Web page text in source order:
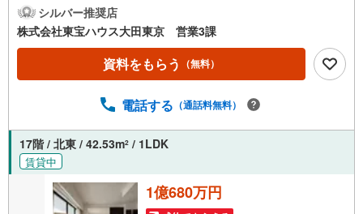
スポーザー付きキッチンで家事ラク 浴室乾燥機やミストサ
ウナ完備でバスタイムも快適に 靴をしっかり収納！玄関を
スッキリ保つSICを設置 ペット足洗い場や各階ダストステ
ーションも完備 ゲストルームなど共用施設も充実していま
す～東京、川崎エリアの「住まい」探しに確かな安心と満
お届けします。各種ご相談も承っております。 住宅ローン
よりお問い合わせの際は「Yahoo！不動産を見た」とお伝
え下さい。【資料をもらう】【室内・現地を見学する】ボ
タンよりご予約いただくとご見学がスムーズにご案内でき
ます。お客様のお住まいへの「希望」を形にするべく全力
でお手伝いさせていただきます。お会いできる日を心待ち
シルバー推奨店
株式会社東宝ハウス大田東京 営業3課
資料をもらう （無料）
電話する （通話料無料）
17階 / 北東 / 42.53m2 / 1LDK
賃貸中
1億680万円